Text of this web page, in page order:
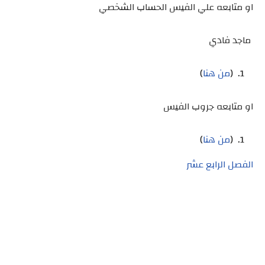
او متابعه علي الفيس الحساب الشخصي
ماجد فادي
(من هنا)
او متابعه جروب الفيس
(من هنا)
الفصل الرابع عشر